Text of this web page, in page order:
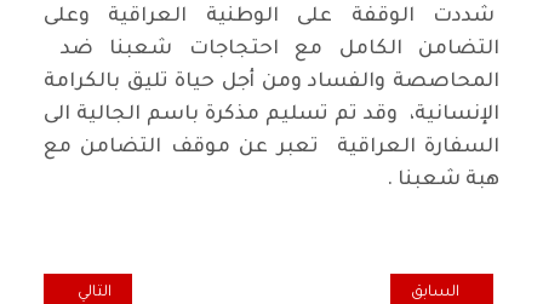
شددت الوقفة على الوطنية العراقية وعلى
التضامن الكامل مع احتجاجات شعبنا ضد
المحاصصة والفساد ومن أجل حياة تليق بالكرامة
الإنسانية، وقد تم تسليم مذكرة باسم الجالية الى
السفارة العراقية تعبر عن موقف التضامن مع
هبة شعبنا .
المقال السابق: وقفة تضامنية في مالمو السويدية مع متظاهري
السابق المقال التالي:
التالي